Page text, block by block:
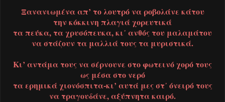
Ξανανιωμένα απ’ το λουτρό να ροβολάνε κάτου
την κόκκινη πλαγιά χορευτικά
τα πεύκα, τα χρυσόπευκα, κι᾿ ανθός του μαλαμάτου
να στάζουν τα μαλλιά τους τα μυριστικά.
Κι’ αντάμα τους να σέρνουνε στο φωτεινό χορό τους
ως μέσα στο νερό
τα ερημικά χιονόσπιτα-κι’ αυτά μες στ᾿ όνειρό τους
να τραγουδάνε, αξύπνητα καιρό.